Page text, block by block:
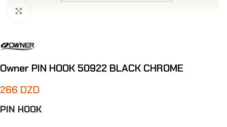
Owner PIN HOOK 50922 BLACK CHROME
266 DZD
PIN HOOK